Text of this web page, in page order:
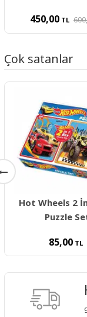
450,00 TL
Çok satanlar
Hot Wheels 2
Puzzle
85,00TL